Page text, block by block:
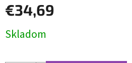
€34,69
cena:
Skladom